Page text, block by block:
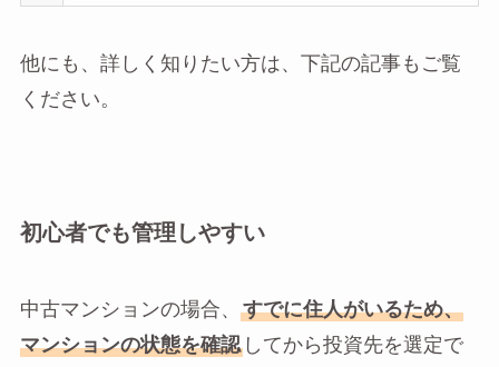
他にも、詳しく知りたい方は、下記の記事もご覧
ください。
初心者でも管理しやすい
中古マンションの場合、
すでに住人がいるため、
マンションの状態を確認してから投資先を選定で